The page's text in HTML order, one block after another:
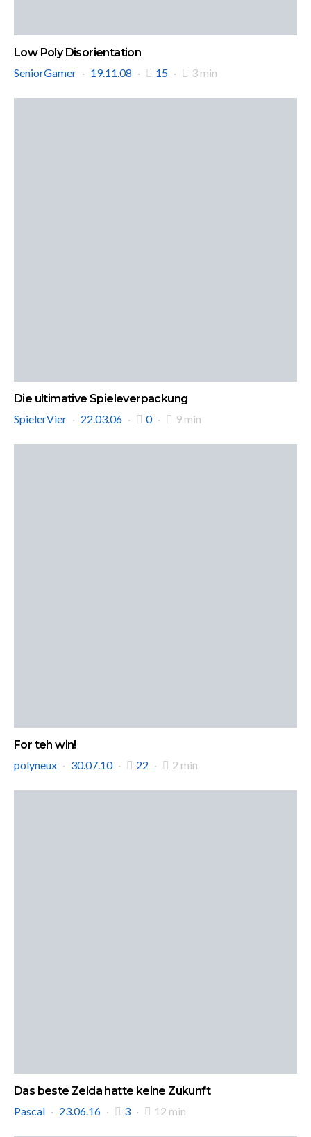
Low Poly Disorientation
SeniorGamer
19.11.08 15 3 min
Die ultimative Spieleverpackung
SpielerVier
22.03.06 0 9 min
For teh win!
polyneux
30.07.10 22 2 min
Das beste Zelda hatte keine Zukunft
Pascal
23.06.16 3 12 min